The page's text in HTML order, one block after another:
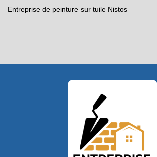
Entreprise de peinture sur tuile Nistos